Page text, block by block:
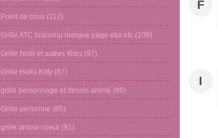
Point de croix (112)
Grille ATC biscornu marque page etui etc (108)
Grille Noël et autres fêtes (97)
Grille Hello Kitty (87)
grille personnage et dessin animé (86)
Grille personne (85)
grille amour coeur (81)
F
I